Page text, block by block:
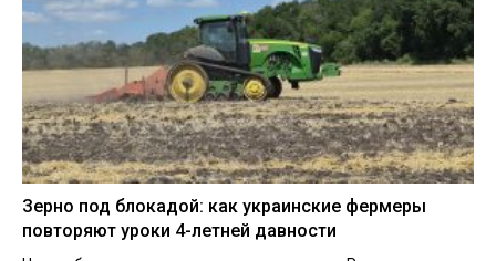
Зерно под блокадой: как украинские фермеры
повторяют уроки 4-летней давности